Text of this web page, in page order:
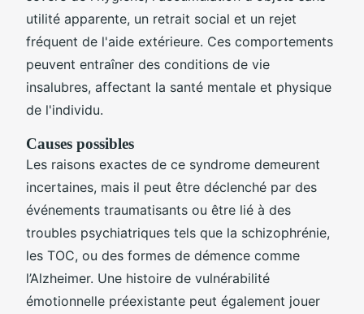
utilité apparente, un retrait social et un rejet
fréquent de l'aide extérieure. Ces comportements
peuvent entraîner des conditions de vie
insalubres, affectant la santé mentale et physique
de l'individu.
Causes possibles
Les raisons exactes de ce syndrome demeurent
incertaines, mais il peut être déclenché par des
événements traumatisants ou être lié à des
troubles psychiatriques tels que la schizophrénie,
les TOC, ou des formes de démence comme
l’Alzheimer. Une histoire de vulnérabilité
émotionnelle préexistante peut également jouer